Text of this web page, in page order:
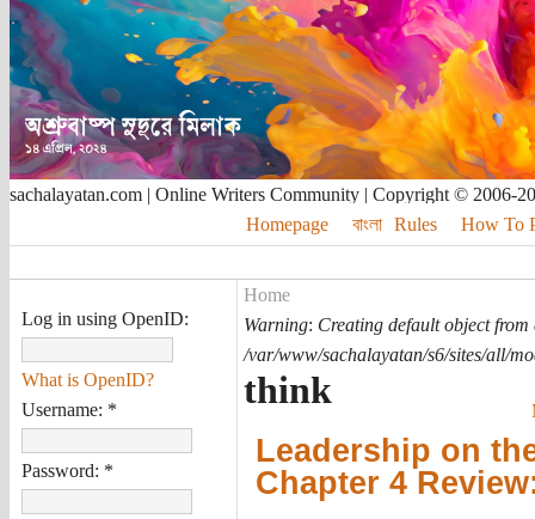
sachalayatan.com | Online Writers Community | Copyright © 2006-
Homepage
বাংলা Rules How To
Log in using OpenID:
What is OpenID?
Username: *
Password: *
Home
Warning: Creating default object from
/var/www/sachalayatan/s6/sites/all/
think
Leadership on
Chapter 4